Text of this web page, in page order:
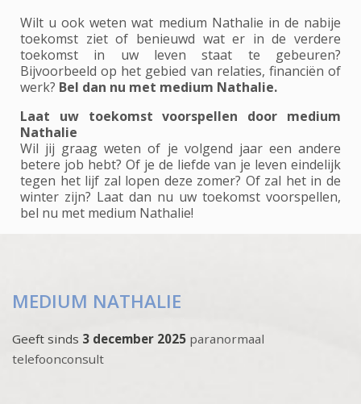
Wilt u ook weten wat medium Nathalie in de nabije
toekomst ziet of benieuwd wat er in de verdere
toekomst in uw leven staat te gebeuren?
Bijvoorbeeld op het gebied van relaties, financiën of
werk? Bel dan nu met medium Nathalie.
Laat uw toekomst voorspellen door medium
Nathalie
Wil jij graag weten of je volgend jaar een andere
betere job hebt? Of je de liefde van je leven eindelijk
tegen het lijf zal lopen deze zomer? Of zal het in de
winter zijn? Laat dan nu uw toekomst voorspellen,
bel nu met medium Nathalie!
MEDIUM NATHALIE
Geeft sinds 3 december 2025 paranormaal
telefoonconsult